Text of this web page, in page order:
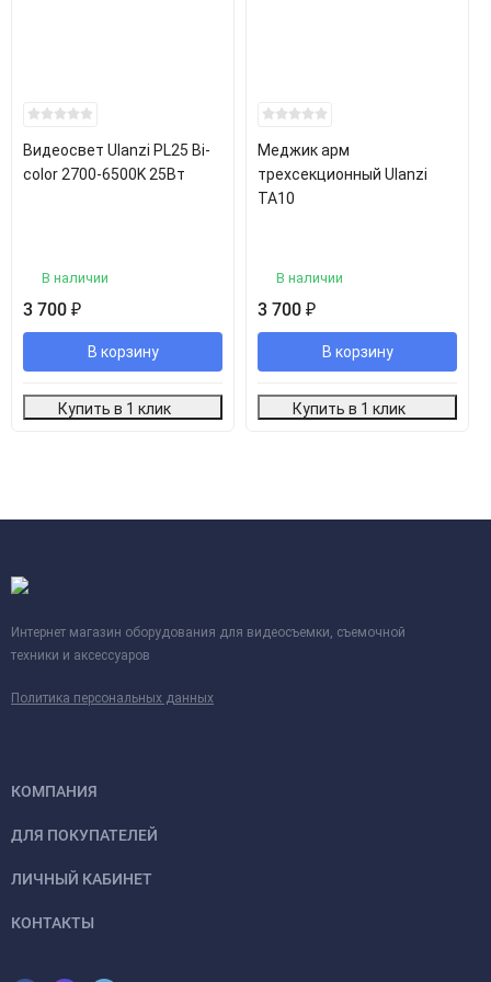
Видеосвет Ulanzi PL25 Bi-
color 2700-6500K 25Вт
В наличии
3 700 ₽
В корзину
Купить в 1 клик
Меджик арм
трехсекционный Ulanzi
TA10
В наличии
3 700 ₽
В корзину
Купить в 1 клик
Интернет магазин оборудования для видеосъемки, съемочной
техники и аксессуаров
Политика персональных данных
КОМПАНИЯ
ДЛЯ ПОКУПАТЕЛЕЙ
ЛИЧНЫЙ КАБИНЕТ
КОНТАКТЫ